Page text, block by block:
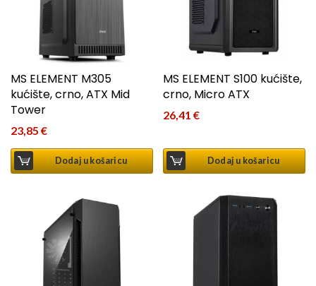
MS ELEMENT M305
kućište, crno, ATX Mid
Tower
23,85 €
Dodaj u košaricu
MS ELEMENT S100 kućište,
crno, Micro ATX
26,41€
Dodaj u košaricu